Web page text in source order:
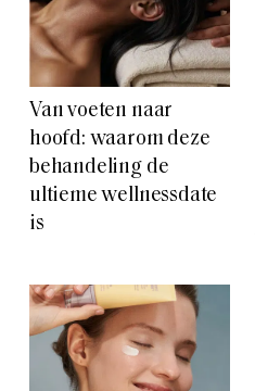
Van voeten naar
hoofd: waarom deze
behandeling de
ultieme wellnessdate
is